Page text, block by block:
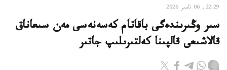
22:29, 06 تامىز 2026
سىر وڭىرىندەگى باقاتام كەسەنەسى مەن سىعاناق
قالاشىعى قالپىنا كەلتىرىلىپ جاتىر